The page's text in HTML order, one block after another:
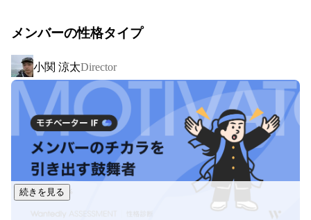
現在、以下の職種にて募集中！
・WEBディレクター
・WEBデザイナー
・エンジニア
・IT事務
特にWEBディレクターの方は積極採用中です！
ブランディングに自信のある弊社では他社と同じような教育
は致しません。
今までの蓄積してきたメソッドを活かし、
メンバーの性格タイプ
小関 涼太Director
続きを見る